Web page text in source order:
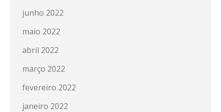
junho 2022
maio 2022
abril 2022
março 2022
fevereiro 2022
janeiro 2022